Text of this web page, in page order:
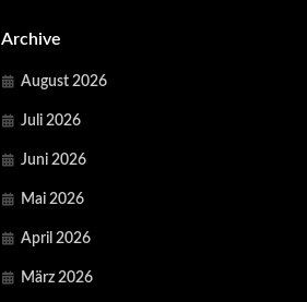
Archive
August 2026
Juli 2026
Juni 2026
Mai 2026
April 2026
März 2026